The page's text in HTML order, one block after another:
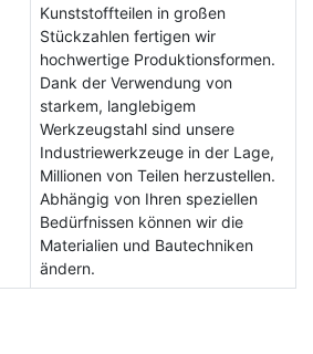
Kunststoffteilen in großen
Stückzahlen fertigen wir
hochwertige Produktionsformen.
Dank der Verwendung von
starkem, langlebigem
Werkzeugstahl sind unsere
Industriewerkzeuge in der Lage,
Millionen von Teilen herzustellen.
Abhängig von Ihren speziellen
Bedürfnissen können wir die
Materialien und Bautechniken
ändern.